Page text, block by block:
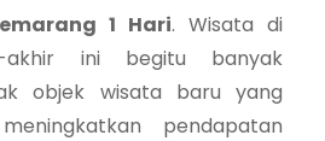
1 Hari. Wisata di
akhir ini begitu banyak
objek wisata baru yang
pendapatan